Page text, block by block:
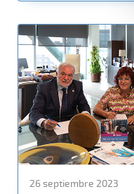
26 septiembre 2023